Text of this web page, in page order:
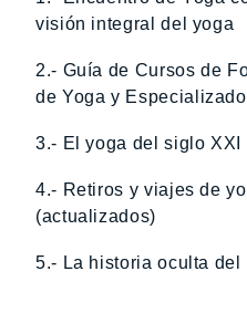
visión integral del yoga
2.- Guía de Cursos de
de Yoga y
3.- El yoga del siglo XXI
4.- Retiros y viajes de
(actualizados)
5.- La historia oculta del